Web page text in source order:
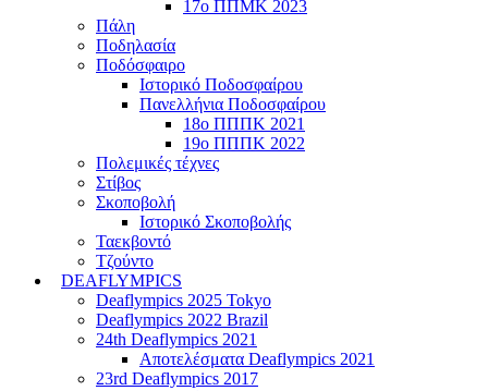
17ο ΠΠΜΚ 2023
Πάλη
Ποδηλασία
Ποδόσφαιρο
Ιστορικό Ποδοσφαίρου
Πανελλήνια Ποδοσφαίρου
18ο ΠΠΠΚ 2021
19ο ΠΠΠΚ 2022
Πολεμικές τέχνες
Στίβος
Σκοποβολή
Ιστορικό Σκοποβολής
Ταεκβοντό
Τζούντο
DEAFLYMPICS
Deaflympics 2025 Tokyo
Deaflympics 2022 Brazil
24th Deaflympics 2021
Αποτελέσματα Deaflympics 2021
23rd Deaflympics 2017